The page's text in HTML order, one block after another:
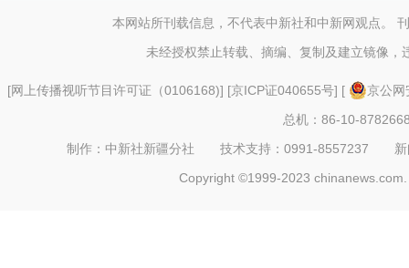
本网站所刊载信息，不代表中新社和中新网观点。
未经授权禁止转载、摘编、复制及建立镜像，
[网上传播视听节目许可证（0106168)] [京ICP证040655号] [
京公
总机：86-10-
制作：中新社新疆分社 技术支持：0991-8557237
Copyright ©1999-2023